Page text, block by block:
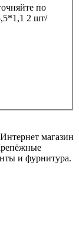
по
2 шт/
магазин
и фурнитура.